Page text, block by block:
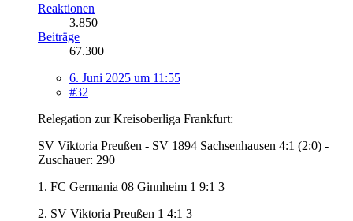
Reaktionen
3.850
Beiträge
67.300
6. Juni 2025 um 11:55
#32
Relegation zur Kreisoberliga Frankfurt:
SV Viktoria Preußen - SV 1894 Sachsenhausen 4:1 (2:0) -
Zuschauer: 290
1. FC Germania 08 Ginnheim 1 9:1 3
2. SV Viktoria Preußen 1 4:1 3